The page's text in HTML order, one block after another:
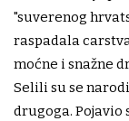
"suverenog
raspadala
moćne i snažne
Selili su se
drugoga. Pojavio